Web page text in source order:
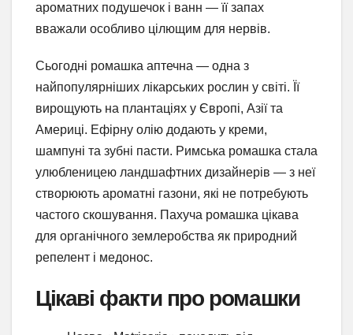
ароматних подушечок і ванн — її запах
вважали особливо цілющим для нервів.
Сьогодні ромашка аптечна — одна з
найпопулярніших лікарських рослин у світі. Її
вирощують на плантаціях у Європі, Азії та
Америці. Ефірну олію додають у креми,
шампуні та зубні пасти. Римська ромашка стала
улюбленицею ландшафтних дизайнерів — з неї
створюють ароматні газони, які не потребують
частого скошування. Пахуча ромашка цікава
для органічного землеробства як природний
репелент і медонос.
Цікаві факти про ромашки